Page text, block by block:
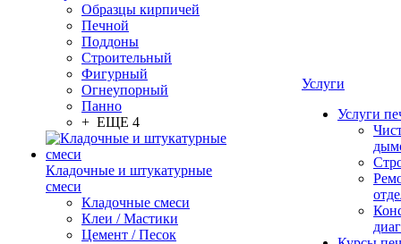
Образцы кирпичей
Печной
Поддоны
Строительный
Фигурный
Огнеупорный
Панно
+ ЕЩЕ 4
Кладочные и штукатурные
смеси
Кладочные смеси
Клеи / Мастики
Цемент / Песок
Услуги
Услуги